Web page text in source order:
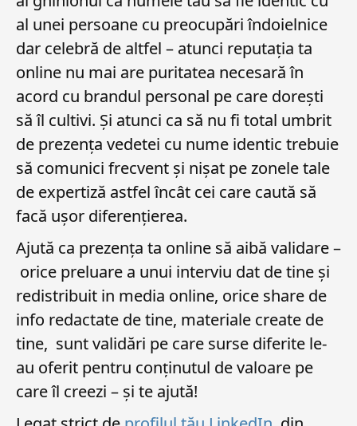
al unei persoane cu preocupări îndoielnice
dar celebră de altfel – atunci reputația ta
online nu mai are puritatea necesară în
acord cu brandul personal pe care dorești
să îl cultivi. Și atunci ca să nu fi total umbrit
de prezența vedetei cu nume identic trebuie
să comunici frecvent și nișat pe zonele tale
de expertiză astfel încât cei care caută să
facă ușor diferențierea.
Ajută ca prezența ta online să aibă validare –
orice preluare a unui interviu dat de tine și
redistribuit in media online, orice share de
info redactate de tine, materiale create de
tine, sunt validări pe care surse diferite le-
au oferit pentru conținutul de valoare pe
care îl creezi – și te ajută!